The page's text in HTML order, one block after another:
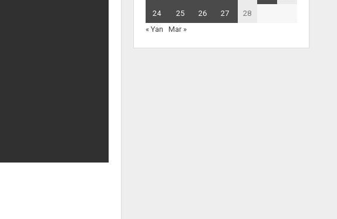
24 25 26 27
28
« Yan
Mar »